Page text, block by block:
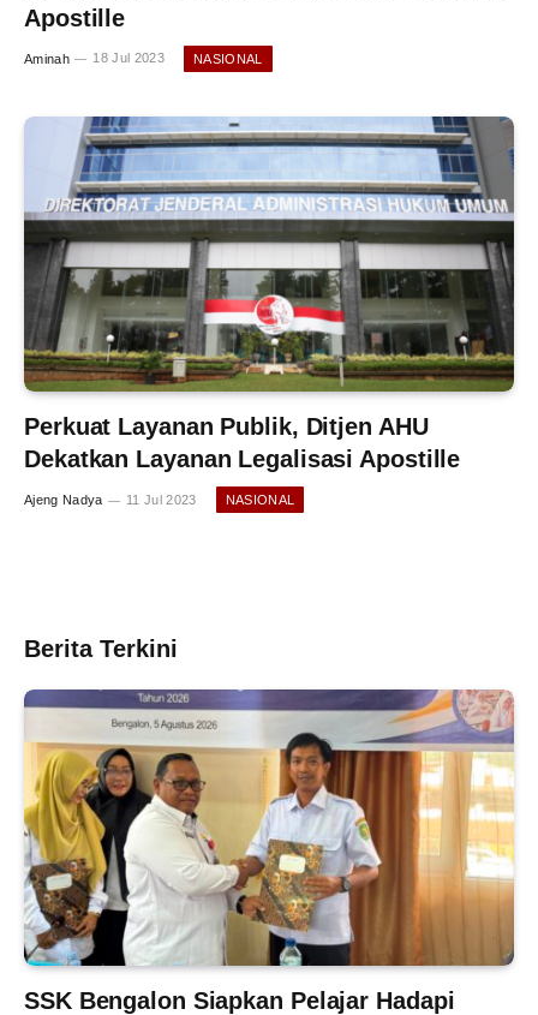
Apostille
Aminah 18 Jul 2023 NASIONAL
Perkuat Layanan Publik, Ditjen AHU
Dekatkan Layanan Legalisasi Apostille
Ajeng Nadya 11 Jul 2023 NASIONAL
Berita Terkini
SSK Bengalon Siapkan Pelajar Hadapi